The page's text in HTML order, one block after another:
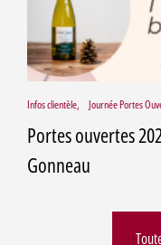
Infos clientèle, Journée Portes
Portes ouvertes
Gonneau